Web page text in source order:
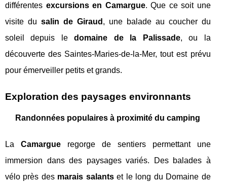
différentes excursions en Camargue. Que ce soit une
visite du salin de Giraud , une balade au coucher du
soleil depuis ledomaine de la Palissade, ou la
découverte des Saintes-Maries-de-la-Mer, tout est prévu
pour émerveiller petits et grands.
Exploration des paysages environnants
Randonnées populaires à proximité du camping
La Camargueregorge de sentiers permettant une
immersion dans des paysages variés. Des balades à
vélo près des marais salantset le long du Domaine de